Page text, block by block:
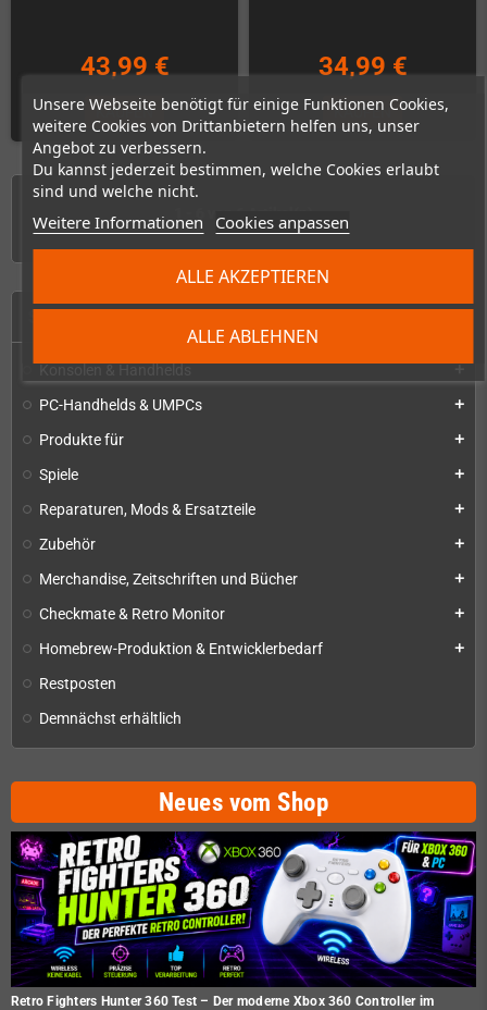
Unsere Webseite benötigt für einige Funktionen Cookies,
weitere Cookies von Drittanbietern helfen uns, unser
Angebot zu verbessern.
Du kannst jederzeit bestimmen, welche Cookies erlaubt
sind und welche nicht.
Weitere Informationen Cookies anpassen
ALLE ABLEHNEN
ALLE AKZEPTIEREN
START
PC-Handhelds & UMPCs add
Produkte für add
Spiele add
Reparaturen, Mods & Ersatzteile add
Zubehör add
Merchandise, Zeitschriften und Bücher add
Checkmate & Retro Monitor add
Homebrew-Produktion & Entwicklerbedarf add
Restposten
Demnächst erhältlich
Neues vom Shop
Retro Fighters Hunter 360 Test – Der moderne Xbox 360 Controller im
43,99 €
KAUFEN
34,99 €
KAUFEN
1 - 6 von 6 Artikel(n)